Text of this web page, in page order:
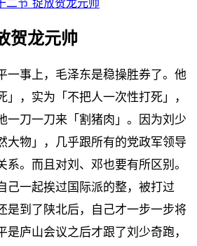
贺龙元帅
一事上，毛泽东是稳操胜券了。他
」，实为「不把人一次性打死」，
一刀一刀来「割猪肉」。因为刘少
大物」，几乎跟所有的党政军领导
系。而且对刘、邓也要有所区别。
己一起挨过国际派的整，被打过
是到了陕北后，自己才一步一步将
是庐山会议之后才跟了刘少奇跑，